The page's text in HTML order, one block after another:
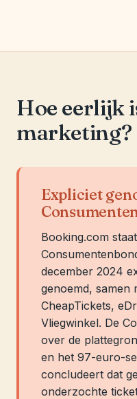
Hoe eerlijk
marketing?
Expliciet
Booking.com
december 2024
genoemd, samen
CheapTickets,
Vliegwinkel. De
over de
en het 97-euro-
concludeert dat
onderzochte